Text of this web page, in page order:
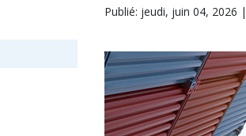
Publié: jeudi, juin 04, 2026